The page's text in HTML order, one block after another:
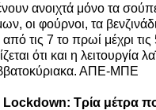
ανοιχτά μόνο τα
οι φούρνοι, τα
τις 7 το πρωί μέχρι τις
ότι και η λειτουργία
ΑΠΕ-ΜΠΕ
Lockdown: Τρία μέτρα